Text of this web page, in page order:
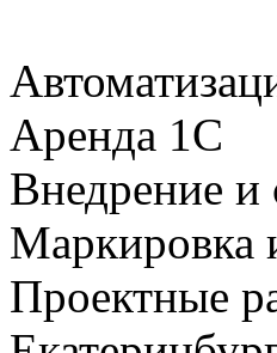
Аренда 1С
Внедрение
Проектные